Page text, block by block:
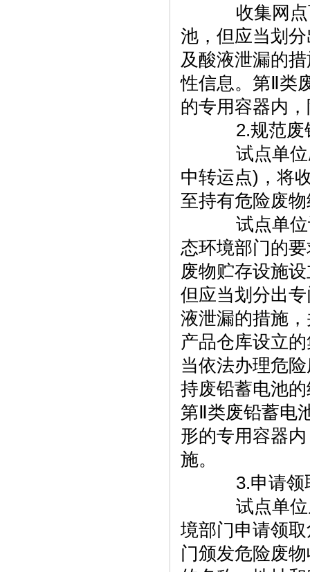
收集网点
池，但应当划
及酸液泄漏的
性信息。第Ⅱ类
的专用容器内
2.规范废
试点单位
中转运点)，将
至持有危险废
试点单位
态环境部门的
废物贮存设施
但应当划分出
液泄漏的措施
产品仓库设立
当依法办理危
持废铅蓄电池
第Ⅱ类废铅蓄电
形的专用容器
施。
3.申请领
试点单位
境部门申请领
门颁发危险废